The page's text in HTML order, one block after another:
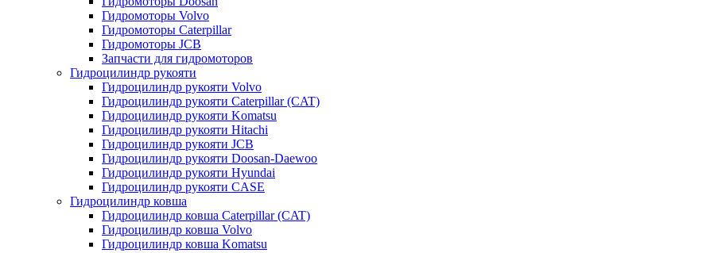
Гидромоторы Volvo
Гидромоторы Caterpillar
Гидромоторы JCB
Запчасти для гидромоторов
Гидроцилиндр рукояти
Гидроцилиндр рукояти Volvo
Гидроцилиндр рукояти Caterpillar (CAT)
Гидроцилиндр рукояти Komatsu
Гидроцилиндр рукояти Hitachi
Гидроцилиндр рукояти JCB
Гидроцилиндр рукояти Doosan-Daewoo
Гидроцилиндр рукояти Hyundai
Гидроцилиндр рукояти CASE
Гидроцилиндр ковша
Гидроцилиндр ковша Caterpillar (CAT)
Гидроцилиндр ковша Volvo
Гидроцилиндр ковша Komatsu